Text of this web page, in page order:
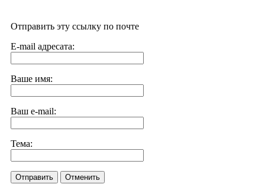
Отправить эту ссылку по почте
E-mail адресата:
Ваше имя:
Ваш e-mail:
Тема:
Отправить Отменить